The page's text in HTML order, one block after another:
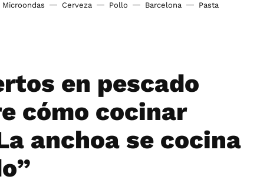
Microondas Cerveza Pollo Barcelona Pasta
en pescado
cómo cocinar
anchoa se cocina